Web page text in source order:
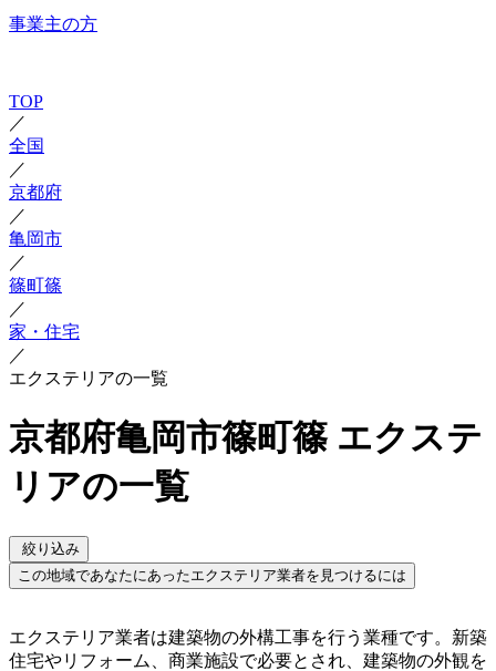
事業主の方
TOP
／
全国
／
京都府
／
亀岡市
／
篠町篠
／
家・住宅
／
エクステリアの一覧
京都府亀岡市篠町篠 エクステ
リアの一覧
絞り込み
この地域であなたにあったエクステリア業者を見つけるには
エクステリア業者は建築物の外構工事を行う業種です。新築
住宅やリフォーム、商業施設で必要とされ、建築物の外観を